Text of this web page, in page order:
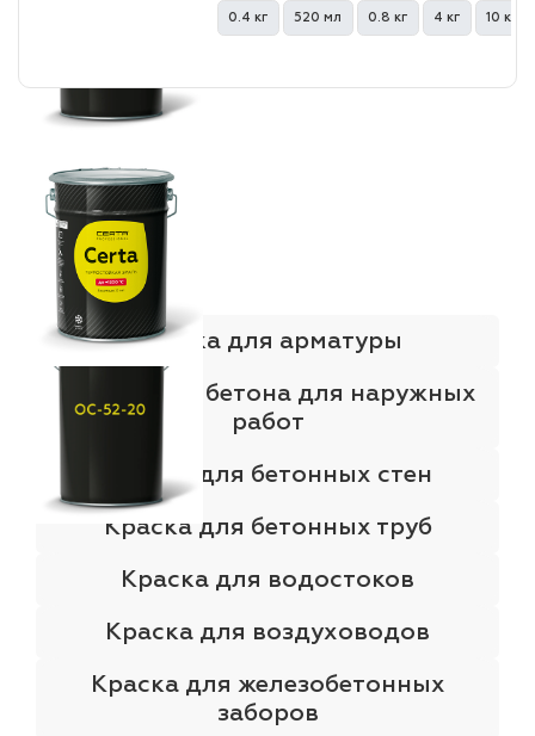
0.4 кг 520 мл 0.8 кг 4 кг 10 кг
Краска для арматуры
Краска для бетона для наружных
работ
Краска для бетонных стен
Краска для бетонных труб
Краска для водостоков
Краска для воздуховодов
Краска для железобетонных
заборов